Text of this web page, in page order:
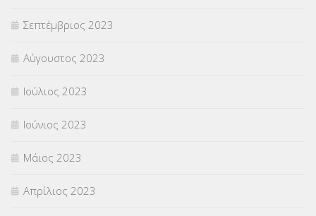
Σεπτέμβριος 2023
Αύγουστος 2023
Ιούλιος 2023
Ιούνιος 2023
Μάιος 2023
Απρίλιος 2023